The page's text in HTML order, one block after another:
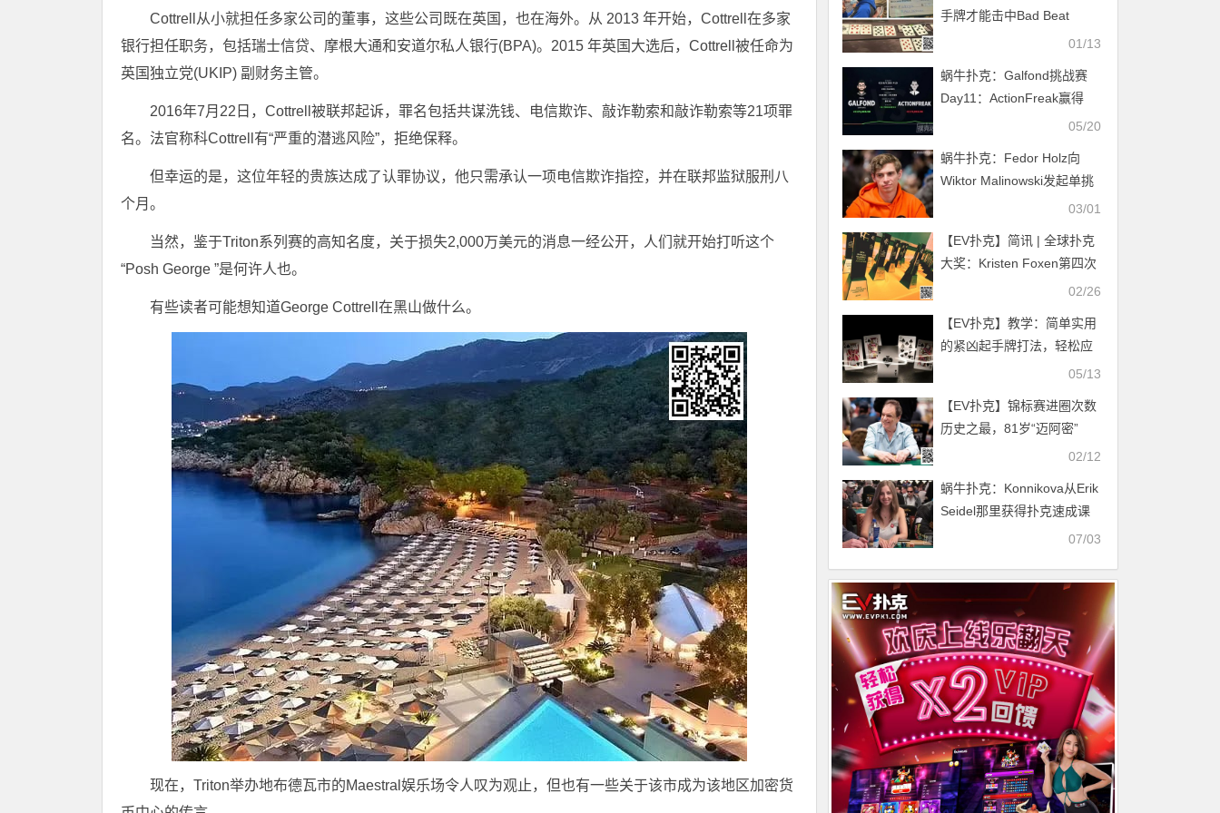
Cottrell从小就担任多家公司的董事，这些公司既在英国，也在海外。从 2013 年开始，Cottrell在多家
银行担任职务，包括瑞士信贷、摩根大通和安道尔私人银行(BPA)。2015 年英国大选后，Cottrell被任命为
英国独立党(UKIP) 副财务主管。
2016年7月22日，Cottrell被联邦起诉，罪名包括共谋洗钱、电信欺诈、敲诈勒索和敲诈勒索等21项罪
名。法官称科Cottrell有“严重的潜逃风险”，拒绝保释。
但幸运的是，这位年轻的贵族达成了认罪协议，他只需承认一项电信欺诈指控，并在联邦监狱服刑八
个月。
当然，鉴于Triton系列赛的高知名度，关于损失2,000万美元的消息一经公开，人们就开始打听这个
“Posh George ”是何许人也。
有些读者可能想知道George Cottrell在黑山做什么。
现在，Triton举办地布德瓦市的Maestral娱乐场令人叹为观止，但也有一些关于该市成为该地区加密货
手牌才能击中Bad Beat
Jackpot（爆冷奖池）？01/13
蜗牛扑克：Galfond挑战赛
Day11：ActionFreak赢得
05/20
蜗牛扑克：Fedor Holz向
Wiktor Malinowski发起单挑
03/01
【EV扑克】简讯 | 全球扑克
大奖：Kristen Foxen第四次
赢得GPI 年度最佳女性玩家
02/26
【EV扑克】教学：简单实用
的紧凶起手牌打法，轻松应
05/13
【EV扑克】锦标赛进圈次数
历史之最，81岁“迈阿密”
John Cernuto进入临终关怀
02/12
蜗牛扑克：Konnikova从Erik
Seidel那里获得扑克速成课
07/03